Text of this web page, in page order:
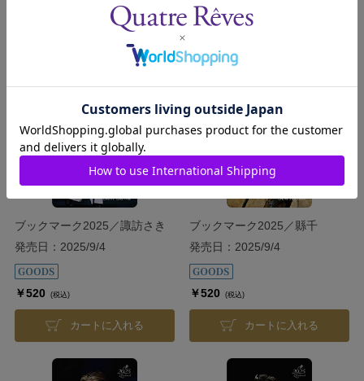
カートに入れる カートに入れる
ブックマーク2025／諏訪さき
発売日：2025/9/4
￥520 (税込)
カートに入れる
ブックマーク2025／縣千
発売日：2025/9/4
￥520 (税込)
カートに入れる